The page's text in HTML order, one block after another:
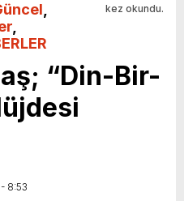
kez okundu.
“Din-Bir-
8:53